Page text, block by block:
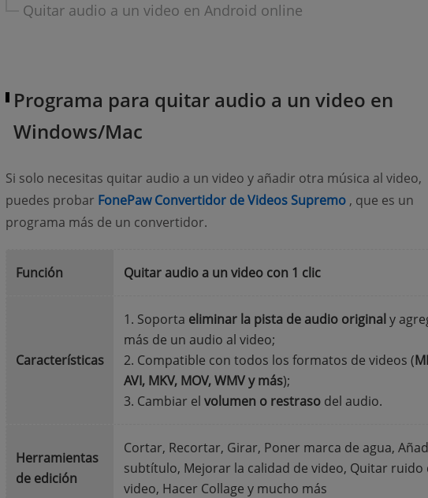
Quitar audio a un video en Android online
Programa para quitar audio a un video en
Windows/Mac
Si solo necesitas quitar audio a un video y añadir otra música al video,
puedes probar FonePaw Convertidor de Videos Supremo (opens new
, que es un
programa más de un convertidor.
Función Quitar audio a un video con 1 clic
Características
1. Soporta eliminar la pista de audio original y
más de un audio al video;
2. Compatible con todos los formatos de videos (
AVI, MKV, MOV, WMV y más);
3. Cambiar el volumen o restrasodel audio.
Herramientas
de edición
Cortar, Recortar, Girar, Poner marca de agua,
subtítulo, Mejorar la calidad de video, Quitar ruido
video, Hacer Collage y mucho más